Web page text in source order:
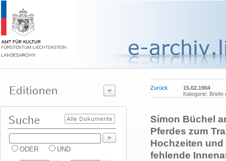
ODER UND
Zurück
15.02.1904
Kategorie: Briefe
Simon Büchel
Pferdes zum
Hochzeiten
fehlende